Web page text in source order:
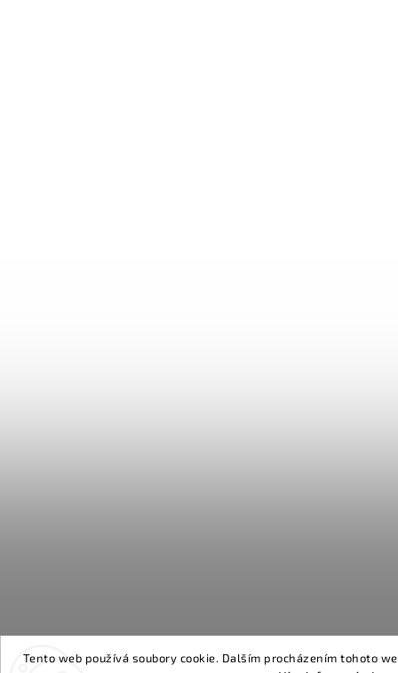
Tento web používá soubory cookie. Dalším procházením tohoto